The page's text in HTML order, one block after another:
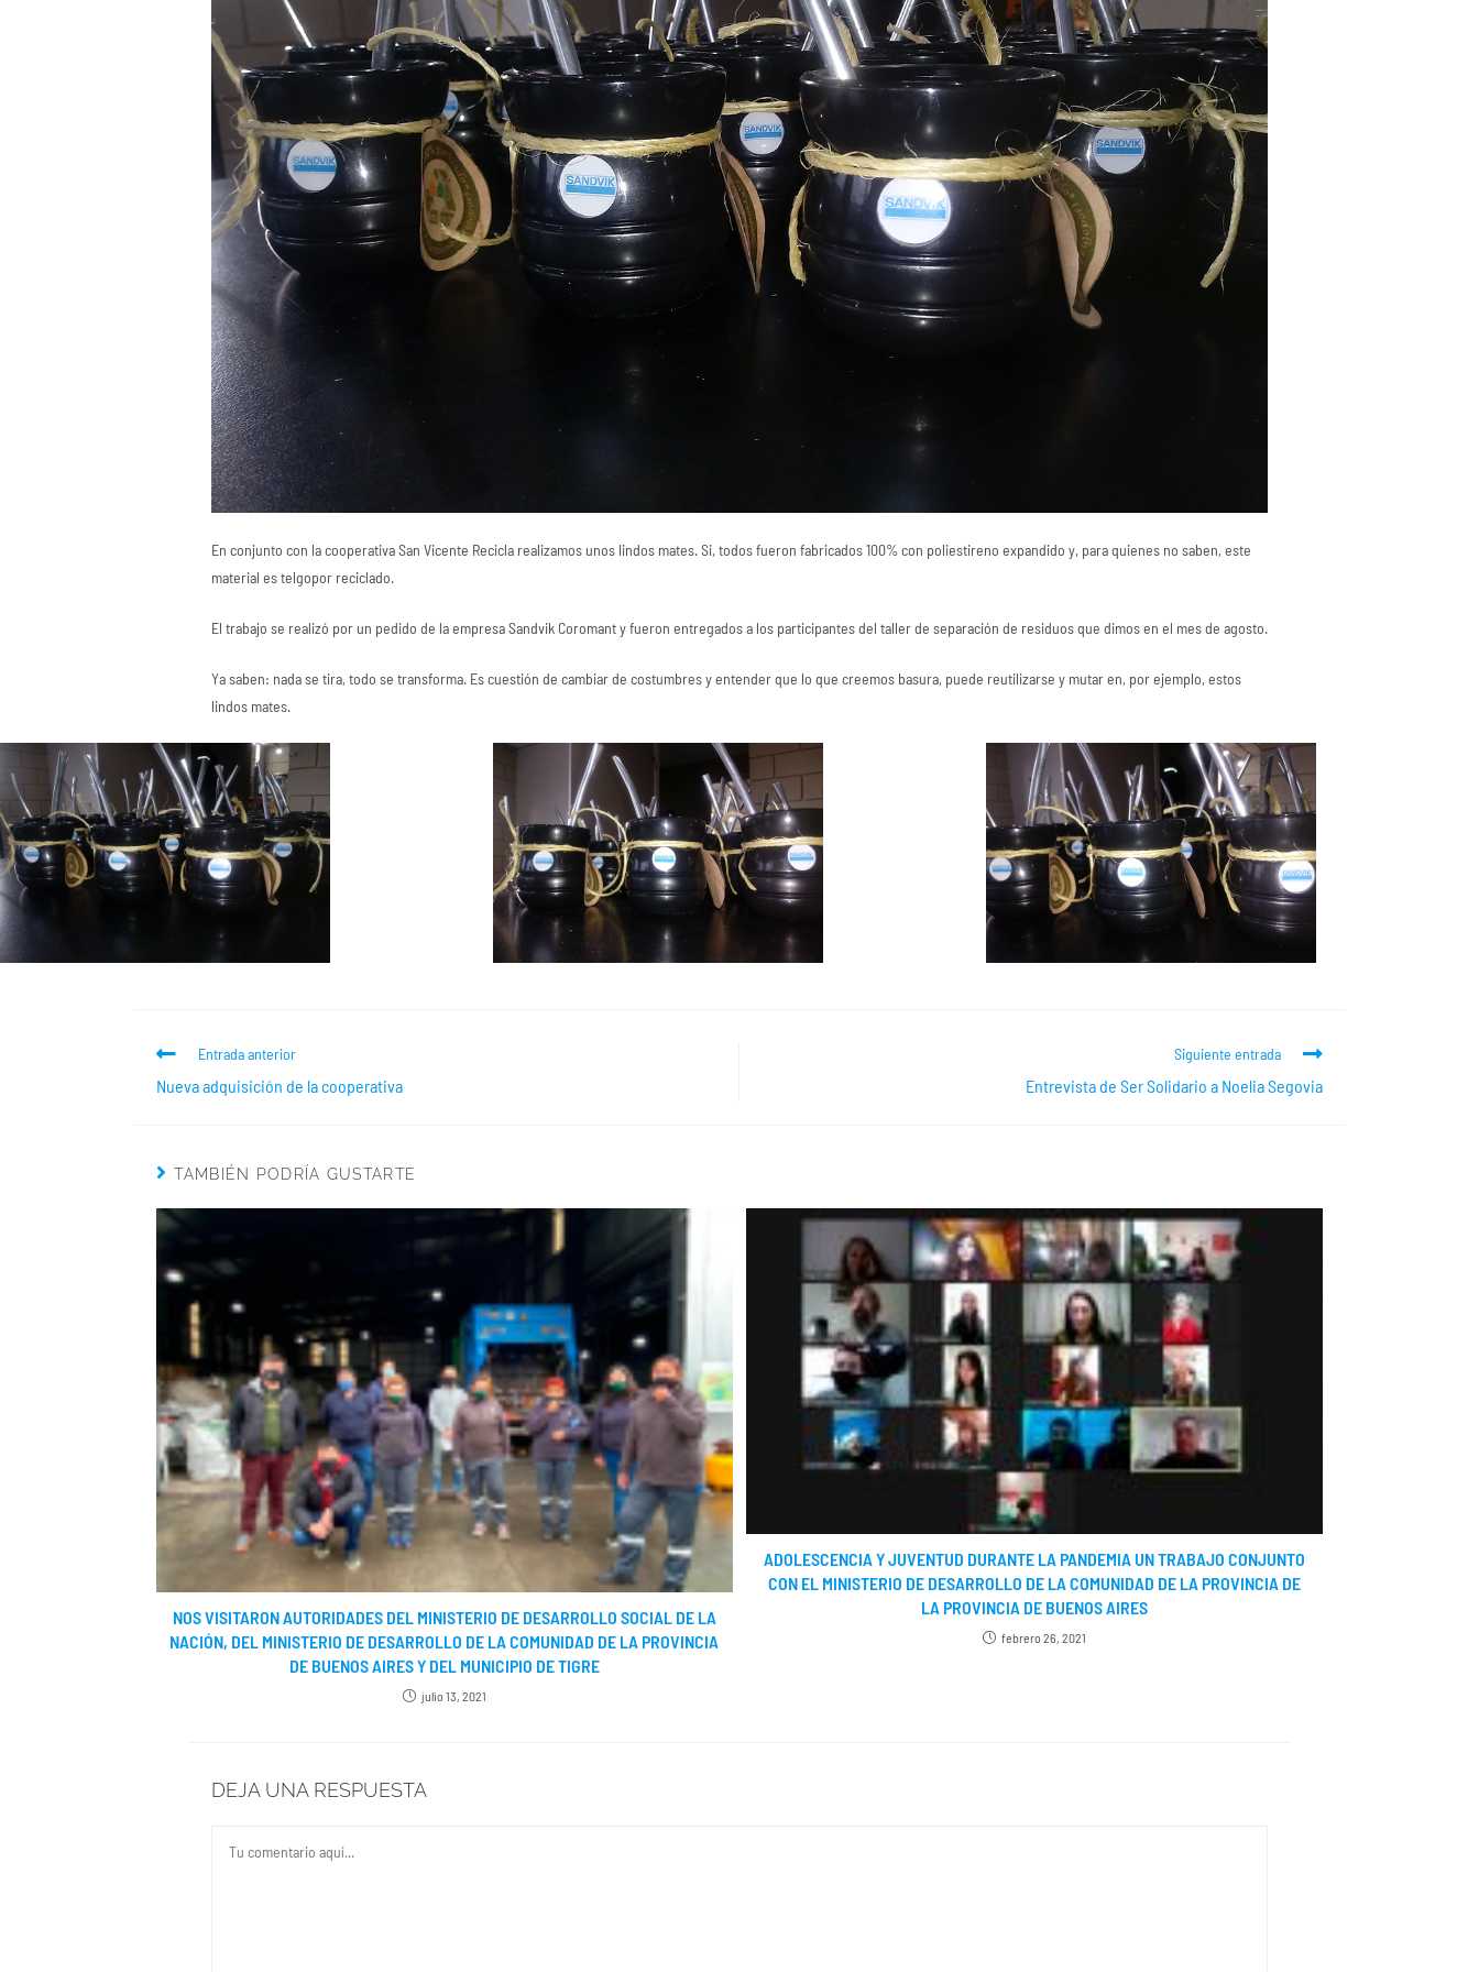
En conjunto con la cooperativa San Vicente Recicla realizamos unos lindos mates. Si, todos fueron fabricados 100% con poliestireno expandido y, para quienes no saben, este
material es telgopor reciclado.
El trabajo se realizó por un pedido de la empresa Sandvik Coromant y fueron entregados a los participantes del taller de separación de residuos que dimos en el mes de agosto.
Ya saben: nada se tira, todo se transforma. Es cuestión de cambiar de costumbres y entender que lo que creemos basura, puede reutilizarse y mutar en, por ejemplo, estos
lindos mates.
Entrada anterior
Nueva adquisición de la cooperativa
Siguiente entrada
Entrevista de Ser Solidario a Noelia Segovia
TAMBIÉN PODRÍA GUSTARTE
NOS VISITARON AUTORIDADES DEL MINISTERIO DE DESARROLLO SOCIAL DE LA
NACIÓN, DEL MINISTERIO DE DESARROLLO DE LA COMUNIDAD DE LA PROVINCIA
DE BUENOS AIRES Y DEL MUNICIPIO DE TIGRE
julio 13, 2021
ADOLESCENCIA Y JUVENTUD DURANTE LA PANDEMIA UN TRABAJO CONJUNTO
CON EL MINISTERIO DE DESARROLLO DE LA COMUNIDAD DE LA PROVINCIA DE
LA PROVINCIA DE BUENOS AIRES
febrero 26, 2021
DEJA UNA RESPUESTA